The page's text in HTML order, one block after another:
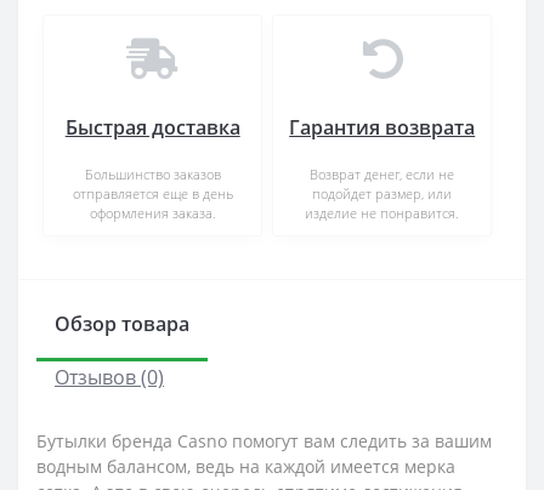
Быстрая доставка
Большинство заказов
отправляется еще в день
оформления заказа.
Гарантия возврата
Возврат денег, если не
подойдет размер, или
изделие не понравится.
Обзор товара
Отзывов (0)
Бутылки бренда Casno помогут вам следить за вашим
водным балансом, ведь на каждой имеется мерка